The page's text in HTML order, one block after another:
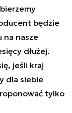
będzie
na nasze
dłużej.
jeśli kraj
dla siebie
tylko